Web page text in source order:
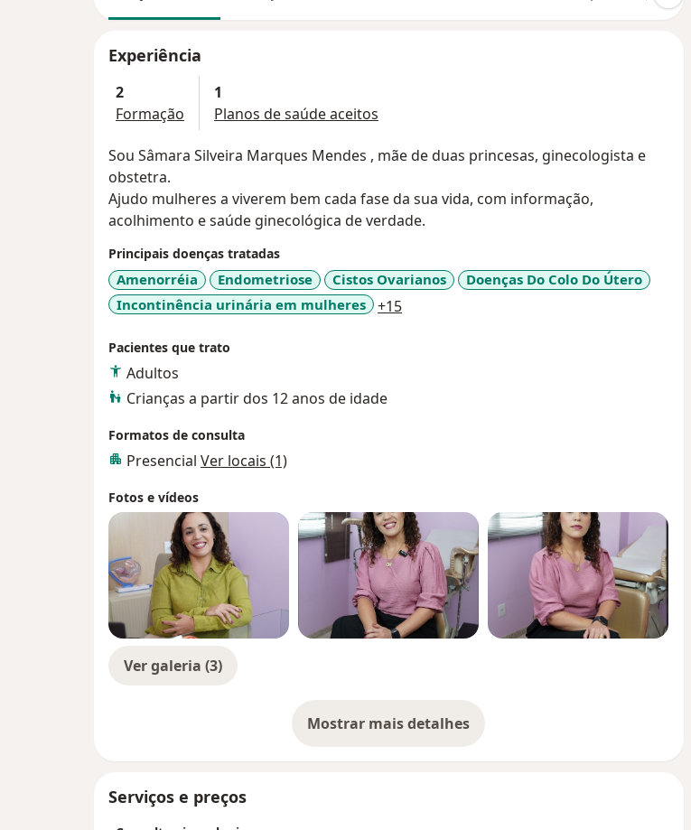
Experiência
2
Formação
1
Planos de saúde aceitos
Sou Sâmara Silveira Marques Mendes , mãe de duas princesas, ginecologista e
obstetra.
Ajudo mulheres a viverem bem cada fase da sua vida, com informação,
acolhimento e saúde ginecológica de verdade.
Principais doenças tratadas
Amenorréia Endometriose Cistos Ovarianos
Doenças Do Colo Do Útero
Incontinência urinária em mulheres
+15a11y_sr_more_diseases
Pacientes que trato
Adultos
Crianças a partir dos 12 anos de idade
Formatos de consulta
Presencial Ver locais (1)
Fotos e vídeos
Ver galeria (3)
Mostrar mais detalhes
sobre a experiência
Serviços e preços